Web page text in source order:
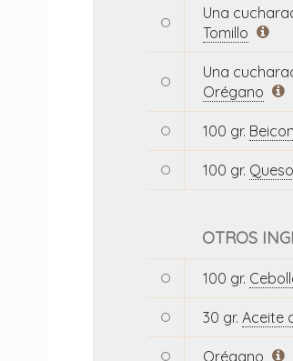
Una
Tomillo
Una
Orégano
100 gr. Beicon
100 gr.
OTROS
100 gr.
30 gr. Aceite
Orégano